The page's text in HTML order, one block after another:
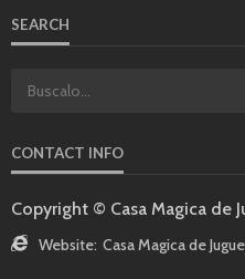
SEARCH
CONTACT INFO
Copyright © Casa Magica de
Website: Casa Magica de